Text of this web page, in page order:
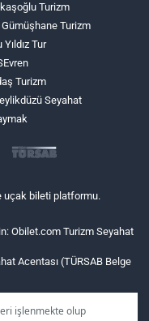
işlenmekte olup
Turizm
Turizm
Yıldız Tur
Turizm
Seyahat
uçak bileti platformu.
Obilet.com Turizm Seyahat
Acentası (TÜRSAB Belge